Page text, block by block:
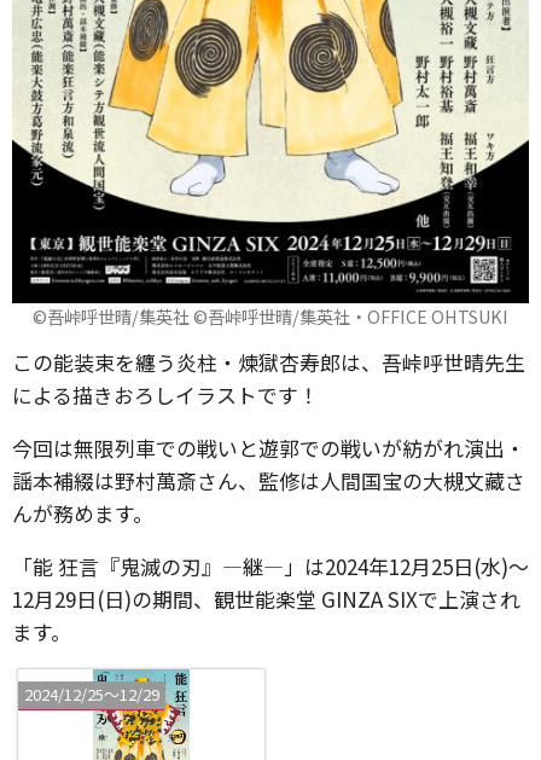
©吾峠呼世晴/集英社 ©吾峠呼世晴/集英社・OFFICE OHTSUKI
この能装束を纏う炎柱・煉獄杏寿郎は、吾峠呼世晴先生
による描きおろしイラストです！
今回は無限列車での戦いと遊郭での戦いが紡がれ演出・
謡本補綴は野村萬斎さん、監修は人間国宝の大槻文藏さ
んが務めます。
「能 狂言『鬼滅の刃』―継―」は2024年12月25日(水)～
12月29日(日)の期間、観世能楽堂 GINZA SIXで上演され
ます。
2024/12/25〜12/29